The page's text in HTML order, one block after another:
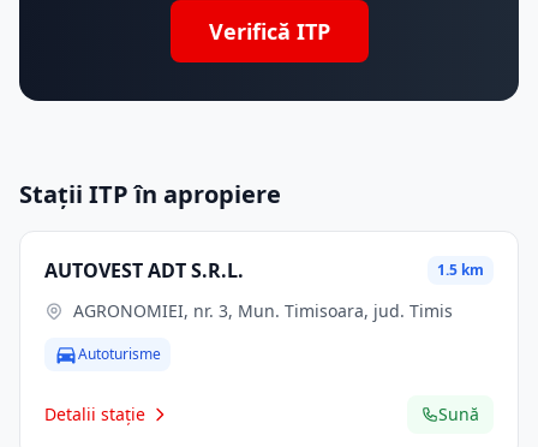
Verifică ITP
Stații ITP în apropiere
AUTOVEST ADT S.R.L. 1.5 km
AGRONOMIEI, nr. 3, Mun. Timisoara, jud. Timis
Autoturisme
Detalii stație Sună